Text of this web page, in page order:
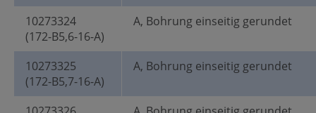
10273324
(172-B5,6-16-A)
A, Bohrung einseitig gerundet
10273325
(172-B5,7-16-A)
A, Bohrung einseitig gerundet